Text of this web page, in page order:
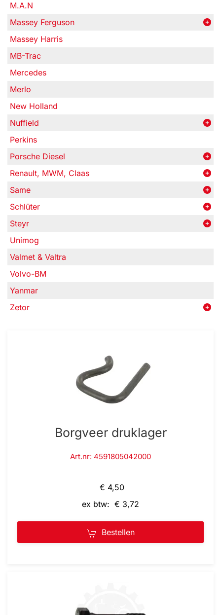
M.A.N
Massey Ferguson
Massey Harris
MB-Trac
Mercedes
Merlo
New Holland
Nuffield
Perkins
Porsche Diesel
Renault, MWM, Claas
Same
Schlüter
Steyr
Unimog
Valmet & Valtra
Volvo-BM
Yanmar
Zetor
Borgveer druklager
Art.nr: 4591805042000
€ 4,50
ex btw: € 3,72
Bestellen